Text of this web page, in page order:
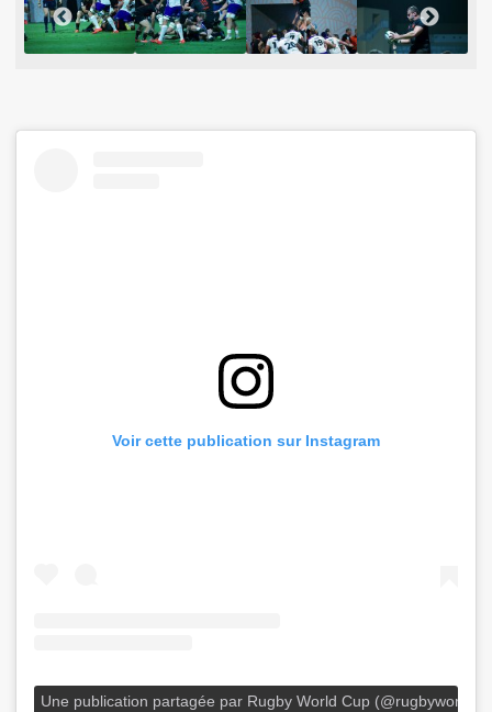
Voir cette publication sur Instagram
Une publication partagée par Rugby World Cup